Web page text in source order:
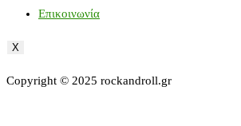
Επικοινωνία
X
Copyright © 2025 rockandroll.gr